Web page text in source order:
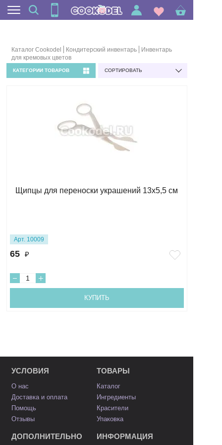
Каталог Cookodel Кондитерский инвентарь
Инвентарь
для кремовых цветов
КАТЕГОРИИ ТОВАРОВ СОРТИРОВАТЬ
Щипцы для переноски украшений 13х5,5 см
Арт. 10009
65 ₽
КУПИТЬ
УСЛОВИЯ
О нас
Доставка и оплата
Помощь
Отзывы
ТОВАРЫ
Каталог
Ингредиенты
Красители
Упаковка
ДОПОЛНИТЕЛЬНО ИНФОРМАЦИЯ